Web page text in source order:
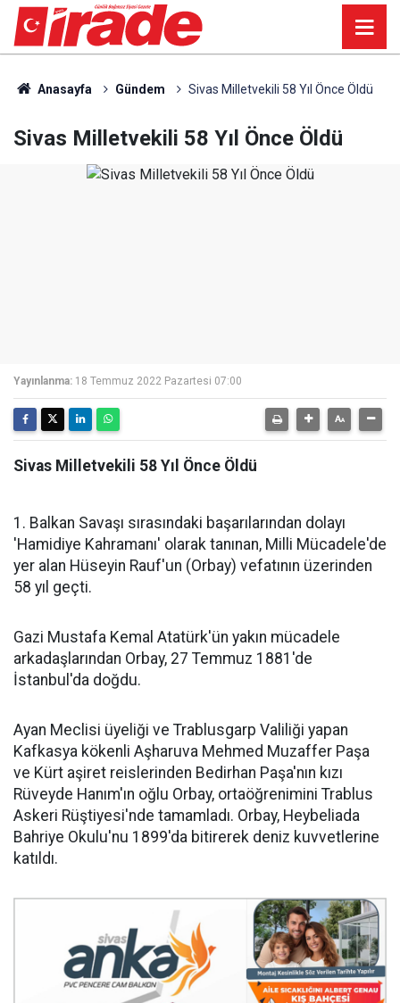
Anasayfa Gündem Sivas Milletvekili 58 Yıl Önce Öldü
Sivas Milletvekili 58 Yıl Önce Öldü
Yayınlanma: 18 Temmuz 2022 Pazartesi 07:00
Sivas Milletvekili 58 Yıl Önce Öldü
1. Balkan Savaşı sırasındaki başarılarından dolayı
'Hamidiye Kahramanı' olarak tanınan, Milli Mücadele'de
yer alan Hüseyin Rauf'un (Orbay) vefatının üzerinden
58 yıl geçti.
Gazi Mustafa Kemal Atatürk'ün yakın mücadele
arkadaşlarından Orbay, 27 Temmuz 1881'de
İstanbul'da doğdu.
Ayan Meclisi üyeliği ve Trablusgarp Valiliği yapan
Kafkasya kökenli Aşharuva Mehmed Muzaffer Paşa
ve Kürt aşiret reislerinden Bedirhan Paşa'nın kızı
Rüveyde Hanım'ın oğlu Orbay, ortaöğrenimini Trablus
Askeri Rüştiyesi'nde tamamladı. Orbay, Heybeliada
Bahriye Okulu'nu 1899'da bitirerek deniz kuvvetlerine
katıldı.